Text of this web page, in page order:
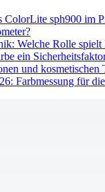
sph900 im
Welche Rolle spielt
ein
und kosmetischen
Farbmessung für